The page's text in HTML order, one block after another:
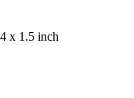
x 1.5 inch